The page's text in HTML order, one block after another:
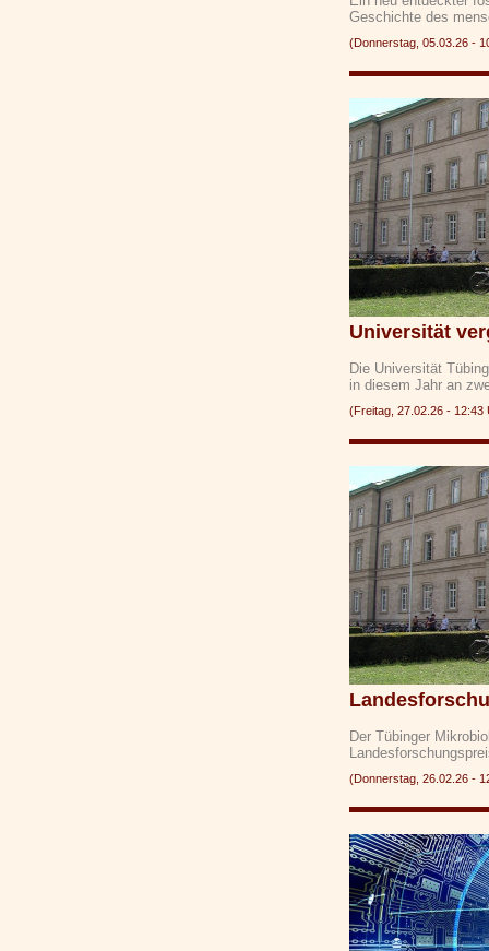
Geschichte des
(Donnerstag, 05.03.26 -
Universität
Die Universität
in diesem Jahr an
(Freitag, 27.02.26 -
Der Tübinger
(Donnerstag, 26.02.26 -